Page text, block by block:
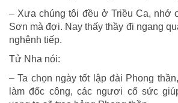
– Xưa chúng tôi đều ở Triều Ca, nhớ
Sơn mà đợi. Nay thấy thầy đi ngang
nghênh tiếp.
Tử Nha nói:
– Ta chọn ngày tốt lập đài Phong
làm đốc công, các ngươi cố sức